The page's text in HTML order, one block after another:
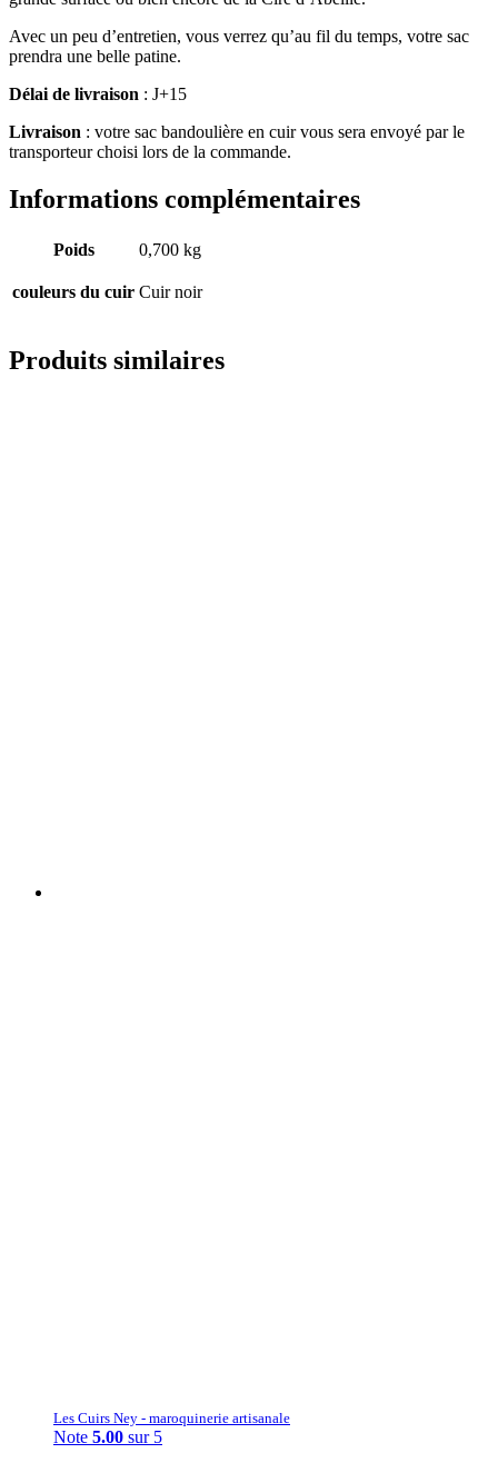
Avec un peu d’entretien, vous verrez qu’au fil du temps, votre sac
prendra une belle patine.
Délai de livraison : J+15
Livraison : votre sac bandoulière en cuir vous sera envoyé par le
transporteur choisi lors de la commande.
Informations complémentaires
Poids 0,700 kg
couleurs du cuir Cuir noir
Produits similaires
Les Cuirs Ney - maroquinerie artisanale
Note 5.00 sur 5